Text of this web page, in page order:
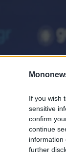
If you wish
sensitive
confirm
continue
information
further